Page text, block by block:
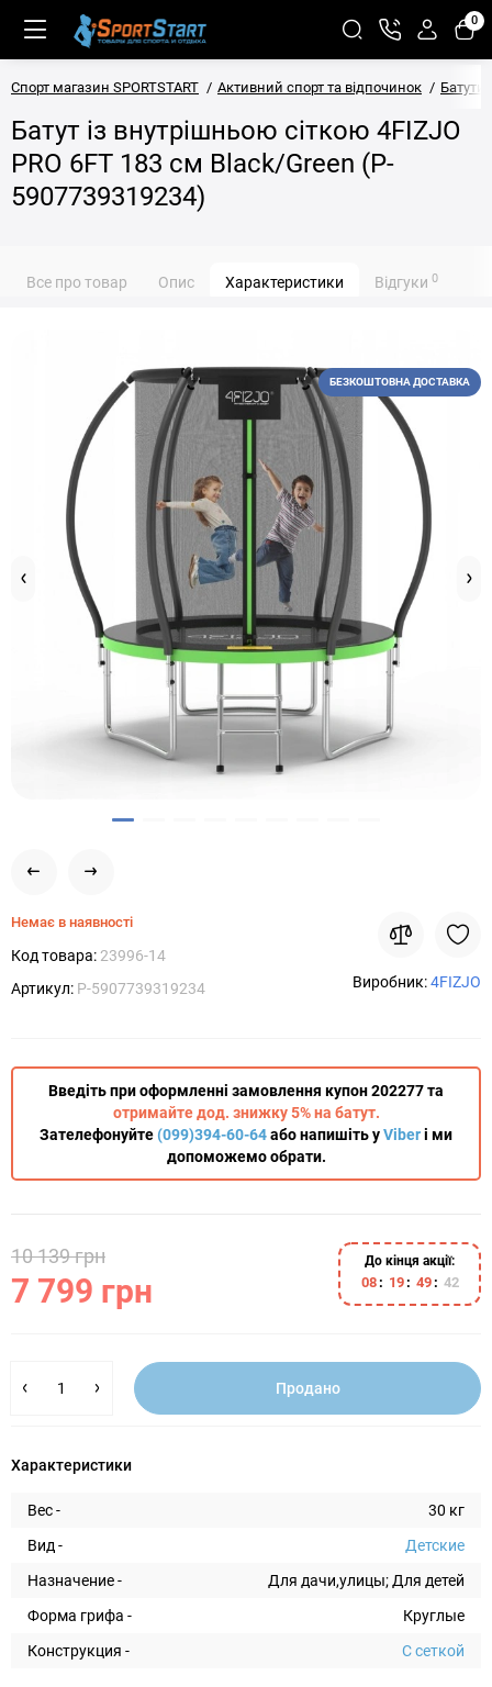
0
Спорт магазин SPORTSTART Активний спорт та відпочинок Батути
Батут із внутрішньою сіткою 4FIZJO
PRO 6FT 183 см Black/Green (P-
5907739319234)
Все про товар Опис Характеристики Відгуки 0
БЕЗКОШТОВНА ДОСТАВКА
Немає в наявності
Код товара: 23996-14
Артикул: P-5907739319234 Виробник:4FIZJO
Введіть при оформленні замовлення купон 202277 та
отримайте дод. знижку 5% на батут.
Зателефонуйте(099)394-60-64або напишіть уViberі ми
допоможемо обрати.
10 139 грн
7 799 грн
До кінця акції:
08 19 49 42
Продано
Характеристики
Вес -
30 кг
Вид -
Детские
Назначение -
Для дачи,улицы; Для детей
Форма грифа -
Круглые
Конструкция -
С сеткой